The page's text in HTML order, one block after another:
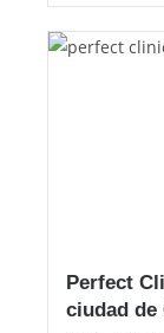
Perfect
ciudad de